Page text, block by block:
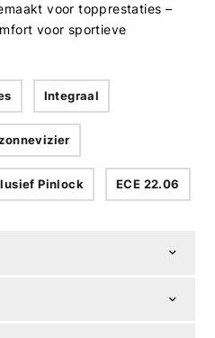
voor topprestaties –
voor sportieve
Integraal
Pinlock ECE 22.06